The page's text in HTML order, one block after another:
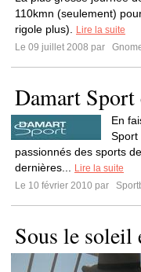
110kmn (seulement)
rigole plus).
Lire la suite
Le 09 juillet 2008 par
Damart Sport
En
Sport
passionnés des sports
dernières...
Lire la suite
Le 10 février 2010 par
Sous le soleil